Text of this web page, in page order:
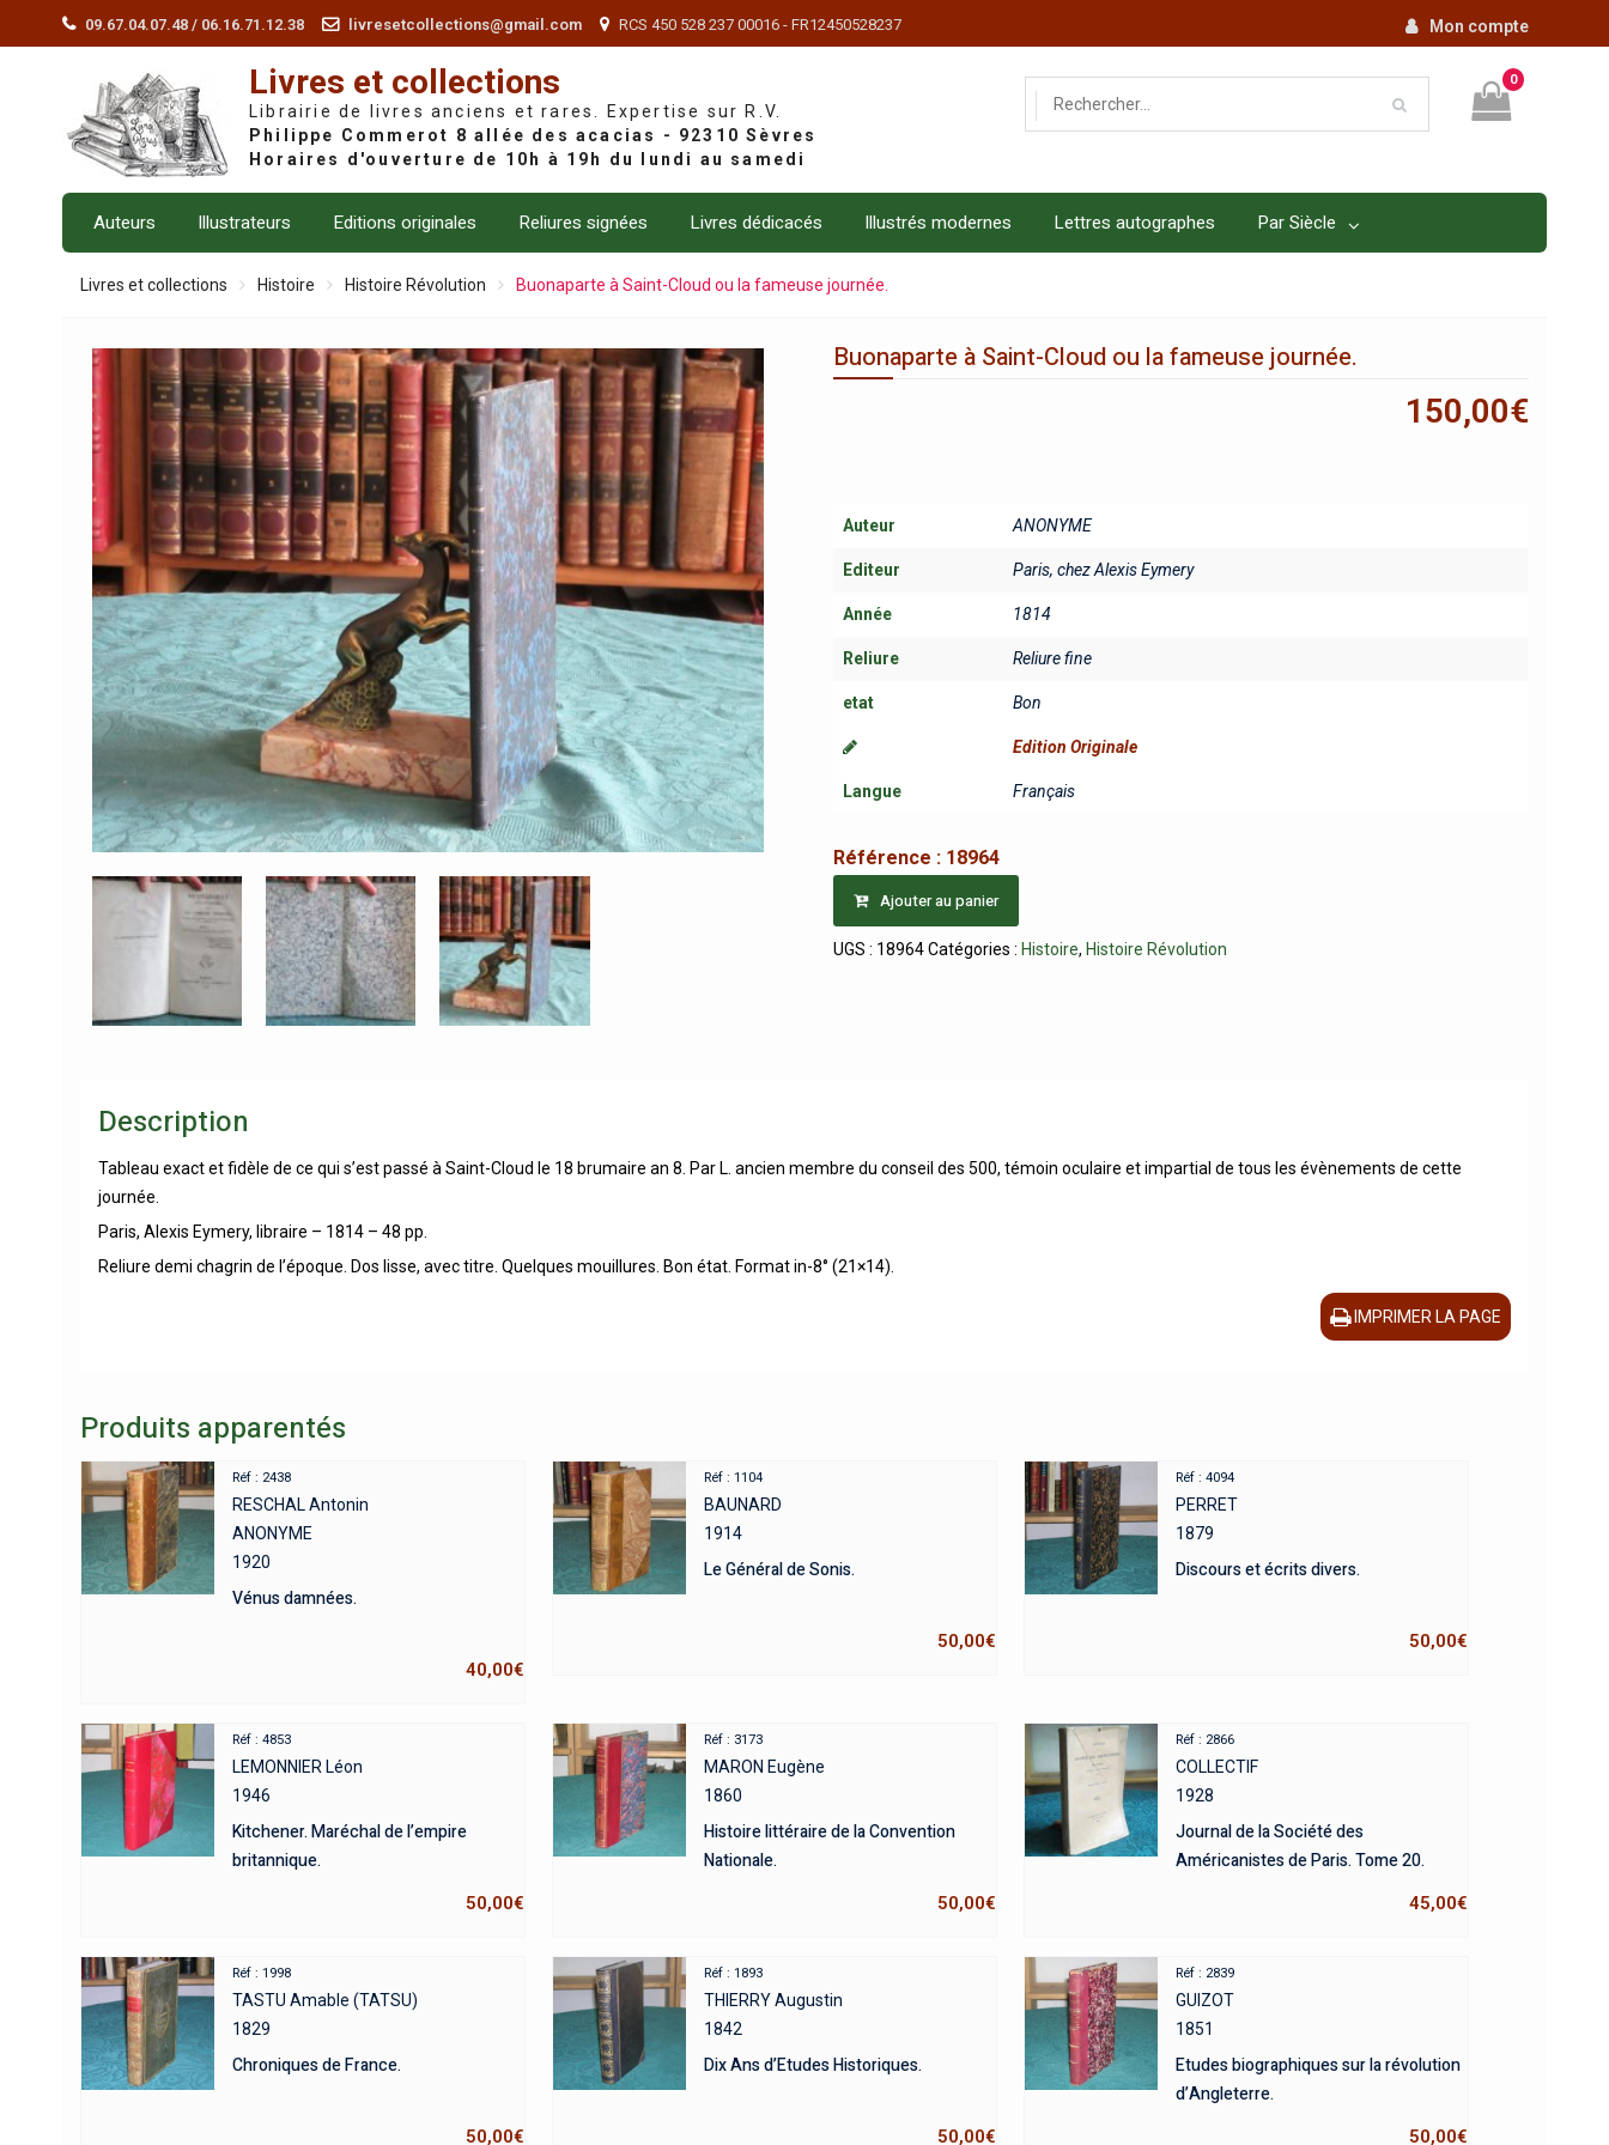
09.67.04.07.48 / 06.16.71.12.38 livresetcollections@gmail.com RCS 450 528 237 00016 - FR12450528237 Mon compte
Livres et collections
Librairie de livres anciens et rares. Expertise sur R.V.
0
Auteurs Illustrateurs Editions originales Reliures signées Livres dédicacés Illustrés modernes Lettres autographes Par Siècle
Livres et collections Histoire Histoire Révolution Buonaparte à Saint-Cloud ou la fameuse journée.
Buonaparte à Saint-Cloud ou la fameuse journée.
150,00€
Auteur ANONYME
Editeur Paris, chez Alexis Eymery
Année 1814
Reliure Reliure fine
etat Bon
Edition Originale
Langue Français
Référence : 18964
Ajouter au panier
UGS : 18964 Catégories : Histoire, Histoire Révolution
Description
Tableau exact et fidèle de ce qui s’est passé à Saint-Cloud le 18 brumaire an 8. Par L. ancien membre du conseil des 500, témoin oculaire et impartial de tous les évènements de cette
journée.
Paris, Alexis Eymery, libraire – 1814 – 48 pp.
Reliure demi chagrin de l’époque. Dos lisse, avec titre. Quelques mouillures. Bon état. Format in-8° (21×14).
IMPRIMER LA PAGE
Produits apparentés
Réf : 2438
RESCHAL Antonin
ANONYME
1920
Vénus damnées.
40,00€
Réf : 1104
BAUNARD
1914
Le Général de Sonis.
50,00€
Réf : 4094
PERRET
1879
Discours et écrits divers.
50,00€
Réf : 4853
LEMONNIER Léon
1946
Kitchener. Maréchal de l’empire
britannique.
50,00€
Réf : 3173
MARON Eugène
1860
Histoire littéraire de la Convention
Nationale.
50,00€
Réf : 2866
COLLECTIF
1928
Journal de la Société des
Américanistes de Paris. Tome 20.
45,00€
Réf : 1998
TASTU Amable (TATSU)
1829
Chroniques de France.
50,00€
Réf : 1893
THIERRY Augustin
1842
Dix Ans d’Etudes Historiques.
50,00€
Réf : 2839
GUIZOT
1851
Etudes biographiques sur la révolution
d’Angleterre.
50,00€